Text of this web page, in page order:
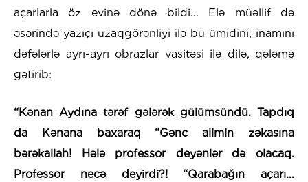
açarlarla öz evinə dönə bildi... Elə müəllif də
əsərində yazıçı uzaqgörənliyi ilə bu ümidini, inamını
dəfələrlə ayrı-ayrı obrazlar vasitəsi ilə dilə, qələmə
gətirib:
“Kənan Aydına tərəf gələrək gülümsündü. Tapdıq
da Kənana baxaraq “Gənc alimin zəkasına
bərəkallah!
Hələ professor deyənlər də olacaq.
Professor necə
deyirdi?! “Qarabağın açarı...